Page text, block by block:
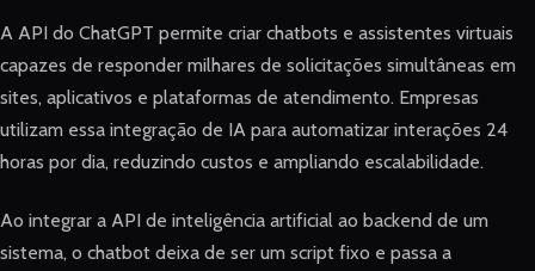
A API do ChatGPT permite criar chatbots e assistentes virtuais
capazes de responder milhares de solicitações simultâneas em
sites, aplicativos e plataformas de atendimento. Empresas
utilizam essa integração de IA para automatizar interações 24
horas por dia, reduzindo custos e ampliando escalabilidade.
Ao integrar a API de inteligência artificial ao backend de um
sistema, o chatbot deixa de ser um script fixo e passa a